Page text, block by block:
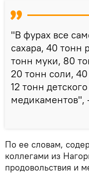
"В фурах все
сахара, 40 тонн
тонн муки, 80
20 тонн соли,
12 тонн
медикаментов",
По ее словам,
коллегами из
продовольствия и